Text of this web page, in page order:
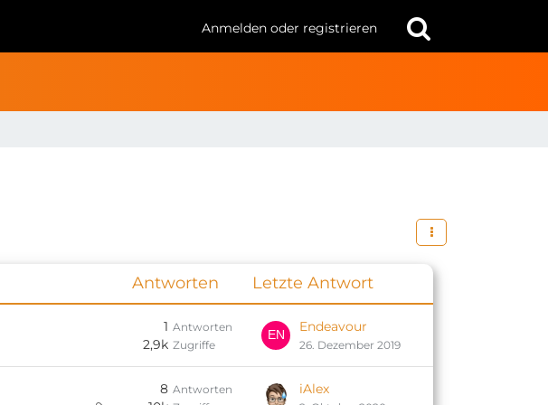
Anmelden oder registrieren
Antworten Letzte Antwort
Antworten
1
Zugriffe
2,9k
Endeavour
26. Dezember 2019
Antworten
8 iAlex